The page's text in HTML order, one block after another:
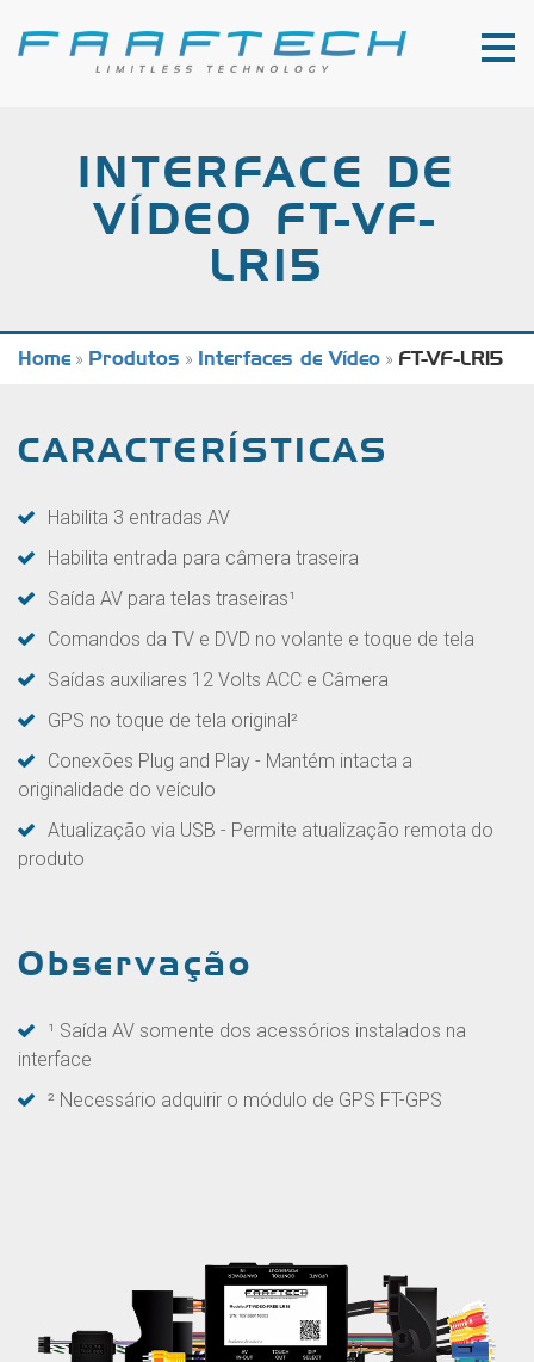
INTERFACE DE
VÍDEO FT-VF-
LR15
Home » Produtos » Interfaces de Vídeo » FT-VF-LR15
CARACTERÍSTICAS
Habilita 3 entradas AV
Habilita entrada para câmera traseira
Saída AV para telas traseiras¹
Comandos da TV e DVD no volante e toque de tela
Saídas auxiliares 12 Volts ACC e Câmera
GPS no toque de tela original²
Conexões Plug and Play - Mantém intacta a
originalidade do veículo
Atualização via USB - Permite atualização remota do
produto
Observação
¹ Saída AV somente dos acessórios instalados na
interface
² Necessário adquirir o módulo de GPS FT-GPS